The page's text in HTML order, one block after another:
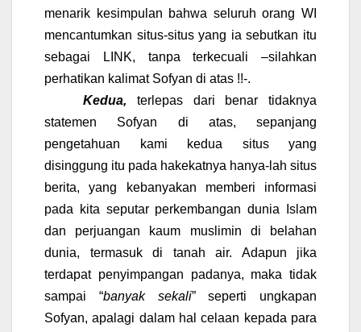
menarik kesimpulan bahwa seluruh orang WI
mencantumkan situs-situs yang ia sebutkan itu
sebagai LINK, tanpa terkecuali –silahkan
perhatikan kalimat Sofyan di atas !!-.
Kedua, terlepas dari benar tidaknya
statemen Sofyan di atas, sepanjang
pengetahuan kami kedua situs yang
disinggung itu pada hakekatnya hanya-lah situs
berita, yang kebanyakan memberi informasi
pada kita seputar perkembangan dunia Islam
dan perjuangan kaum muslimin di belahan
dunia, termasuk di tanah air. Adapun jika
terdapat penyimpangan padanya, maka tidak
sampai “banyak sekali” seperti ungkapan
Sofyan, apalagi dalam hal celaan kepada para